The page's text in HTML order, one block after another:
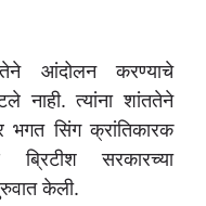
आंदोलन करण्याचे
नाही. त्यांना शांततेने
भगत सिंग क्रांतिकारक
सरकारच्या
केली.